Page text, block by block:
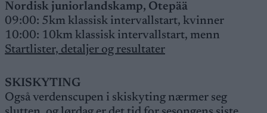
Nordisk juniorlandskamp, Otepää
09:00: 5km klassisk intervallstart, kvinner
10:00: 10km klassisk intervallstart, menn
Startlister, detaljer og resultater
SKISKYTING
Også verdenscupen i skiskyting nærmer seg